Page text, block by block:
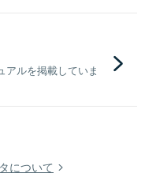
アルを掲載していま
について